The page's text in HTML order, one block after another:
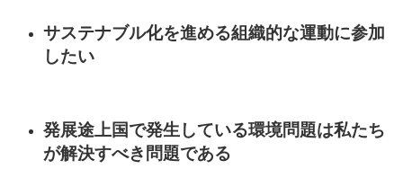
サステナブル化を進める組織的な運動に参加
したい
発展途上国で発生している環境問題は私たち
が解決すべき問題である